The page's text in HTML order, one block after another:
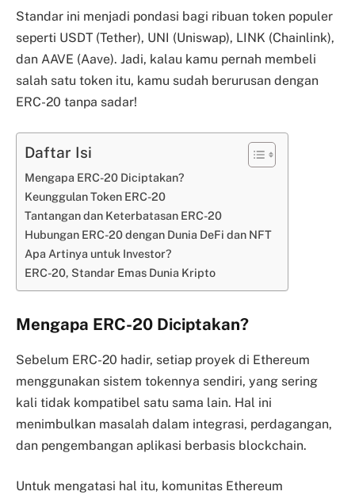
Standar ini menjadi pondasi bagi ribuan token populer
seperti USDT (Tether), UNI (Uniswap), LINK (Chainlink),
dan AAVE (Aave). Jadi, kalau kamu pernah membeli
salah satu token itu, kamu sudah berurusan dengan
ERC-20 tanpa sadar!
Daftar Isi
Mengapa ERC-20 Diciptakan?
Keunggulan Token ERC-20
Tantangan dan Keterbatasan ERC-20
Hubungan ERC-20 dengan Dunia DeFi dan NFT
Apa Artinya untuk Investor?
ERC-20, Standar Emas Dunia Kripto
Mengapa ERC-20 Diciptakan?
Sebelum ERC-20 hadir, setiap proyek di Ethereum
menggunakan sistem tokennya sendiri, yang sering
kali tidak kompatibel satu sama lain. Hal ini
menimbulkan masalah dalam integrasi, perdagangan,
dan pengembangan aplikasi berbasis blockchain.
Untuk mengatasi hal itu, komunitas Ethereum